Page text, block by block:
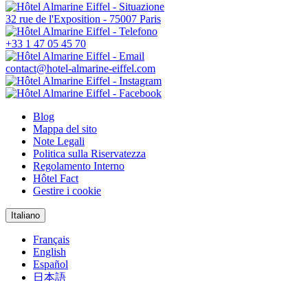
32 rue de l'Exposition - 75007 Paris
+33 1 47 05 45 70
contact@hotel-almarine-eiffel.com
Blog
Mappa del sito
Note Legali
Politica sulla Riservatezza
Regolamento Interno
Hôtel Fact
Gestire i cookie
Italiano
Français
English
Español
日本語